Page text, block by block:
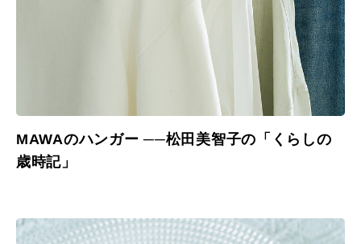
MAWAのハンガー ──松田美智子の「くらしの
歳時記」